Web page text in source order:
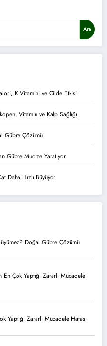
Ara
K Vitamini ve Cilde Etkisi
Vitamin ve Kalp Sağlığı
Gübre Çözümü
Gübre Mucize Yaratıyor
Daha Hızlı Büyüyor
Doğal Gübre Çözümü
En Çok Yaptığı Zararlı Mücadele
Yaptığı Zararlı Mücadele Hatası